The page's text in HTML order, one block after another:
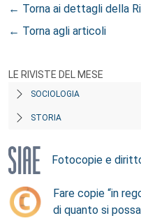
← Torna ai dettagli della
← Torna agli articoli
LE RIVISTE DEL MESE
SOCIOLOGIA
STORIA
Fotocopie e
Fare copie “in
di quanto si